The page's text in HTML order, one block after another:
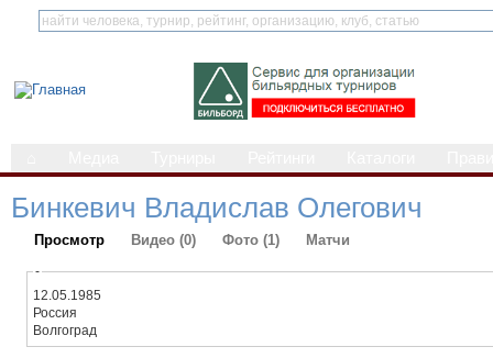
Бинкевич Владислав Олегович
Просмотр Видео (0) Фото (1) Матчи
-
12.05.1985
Россия
Волгоград